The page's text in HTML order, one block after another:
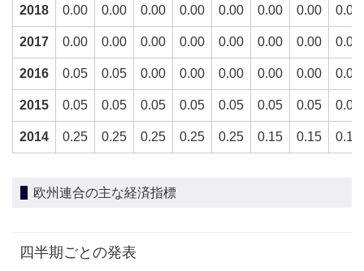
2018 0.00 0.00 0.00 0.00 0.00 0.00 0.00 0.00
2017 0.00 0.00 0.00 0.00 0.00 0.00 0.00 0.00
2016 0.05 0.05 0.00 0.00 0.00 0.00 0.00 0.00
2015 0.05 0.05 0.05 0.05 0.05 0.05 0.05 0.05
2014 0.25 0.25 0.25 0.25 0.25 0.15 0.15 0.15
欧州連合の主な経済指標
四半期ごとの発表